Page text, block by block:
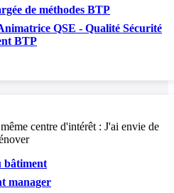
de méthodes BTP
QSE - Qualité Sécurité
BTP
centre d'intérêt : J'ai envie de
bâtiment
manager